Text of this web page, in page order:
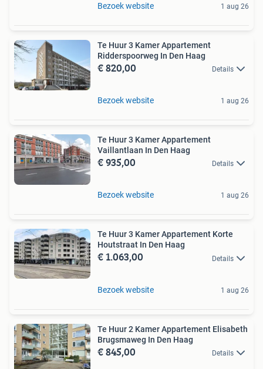
Bezoek website 1 aug 26
Te Huur 3 Kamer Appartement
Ridderspoorweg In Den Haag
€ 820,00 Details
Bezoek website 1 aug 26
Te Huur 3 Kamer Appartement
Vaillantlaan In Den Haag
€ 935,00 Details
Bezoek website 1 aug 26
Te Huur 3 Kamer Appartement Korte
Houtstraat In Den Haag
€ 1.063,00 Details
Bezoek website 1 aug 26
Te Huur 2 Kamer Appartement Elisabeth
Brugsmaweg In Den Haag
€ 845,00 Details